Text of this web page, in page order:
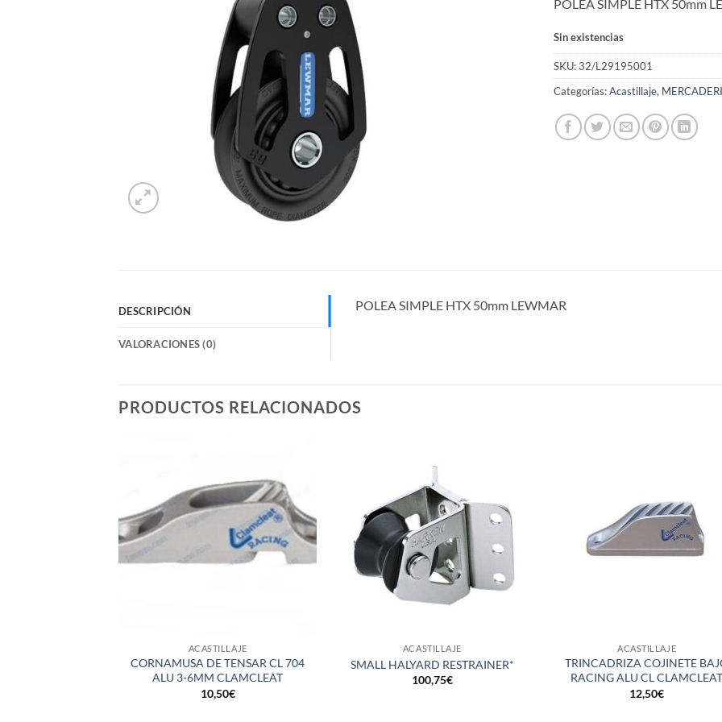
POLEA SIMPLE HTX 50mm
Sin existencias
SKU:32/L29195001
Categorías:Acastillaje,
DESCRIPCIÓN
VALORACIONES (0)
POLEA SIMPLE HTX 50mm LEWMAR
PRODUCTOS RELACIONADOS
ACASTILLAJE
CORNAMUSA DE TENSAR CL 704
ALU 3-6MM CLAMCLEAT
10,50€
ACASTILLAJE
SMALL HALYARD RESTRAINER*
100,75€
ACASTILLAJE
TRINCADRIZA COJINETE
RACING ALU CL CLAMCLEAT
12,50€